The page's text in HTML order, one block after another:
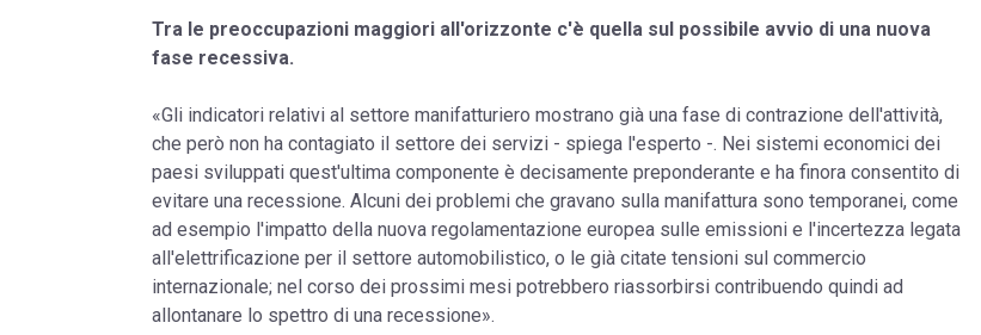
Tra le preoccupazioni maggiori all'orizzonte c'è quella sul possibile avvio di una nuova
fase recessiva.
«Gli indicatori relativi al settore manifatturiero mostrano già una fase di contrazione dell'attività,
che però non ha contagiato il settore dei servizi - spiega l'esperto -. Nei sistemi economici dei
paesi sviluppati quest'ultima componente è decisamente preponderante e ha finora consentito di
evitare una recessione. Alcuni dei problemi che gravano sulla manifattura sono temporanei, come
ad esempio l'impatto della nuova regolamentazione europea sulle emissioni e l'incertezza legata
all'elettrificazione per il settore automobilistico, o le già citate tensioni sul commercio
internazionale; nel corso dei prossimi mesi potrebbero riassorbirsi contribuendo quindi ad
allontanare lo spettro di una recessione».